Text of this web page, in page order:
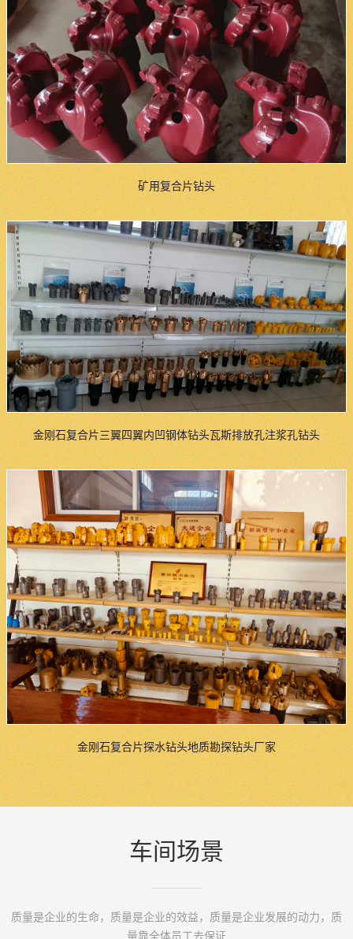
矿用复合片钻头
金刚石复合片三翼四翼内凹钢体钻头瓦斯排放孔注浆孔钻头
金刚石复合片探水钻头地质勘探钻头厂家
车间场景
质量是企业的生命，质量是企业的效益，质量是企业发展的动力，质